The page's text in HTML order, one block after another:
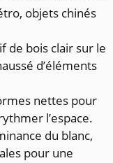
objets chinés
de bois clair sur le
d’éléments
nettes pour
l’espace.
du blanc,
pour une